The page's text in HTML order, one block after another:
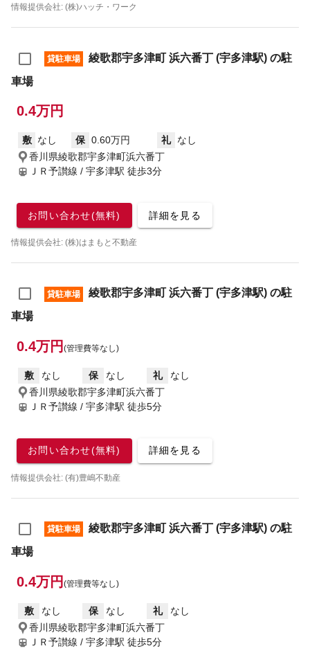
情報提供会社: (株)ハッチ・ワーク
貸駐車場
綾歌郡宇多津町 浜六番丁 (宇多津駅) の駐
車場
0.4万円
敷 なし 保 0.60万円 礼
なし
香川県綾歌郡宇多津町浜六番丁
ＪＲ予讃線 / 宇多津駅 徒歩3分
お問い合わせ(無料) 詳細を見る
情報提供会社: (株)はまもと不動産
貸駐車場
綾歌郡宇多津町 浜六番丁 (宇多津駅) の駐
車場
0.4万円 (管理費等なし)
敷 なし 保 なし 礼
なし
香川県綾歌郡宇多津町浜六番丁
ＪＲ予讃線 / 宇多津駅 徒歩5分
お問い合わせ(無料) 詳細を見る
情報提供会社: (有)豊嶋不動産
貸駐車場
綾歌郡宇多津町 浜六番丁 (宇多津駅) の駐
車場
0.4万円 (管理費等なし)
敷 なし 保 なし 礼
なし
香川県綾歌郡宇多津町浜六番丁
ＪＲ予讃線 / 宇多津駅 徒歩5分